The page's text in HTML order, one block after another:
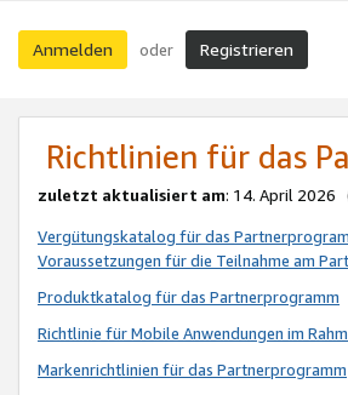
Anmelden oder Registrieren
Richtlinien für das
zuletzt aktualisiert am: 14. April 2026
Vergütungskatalog für das
Voraussetzungen für die Teilnahme am
Produktkatalog für das Partnerprogramm
Richtlinie für Mobile Anwendungen im
Markenrichtlinien für das Partnerprogramm